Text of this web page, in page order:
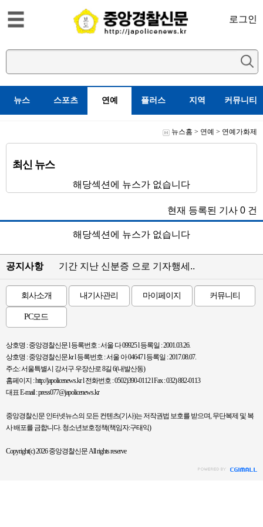
로그인
뉴스 스포츠 연예 플러스 지역 커뮤니티
뉴스홈 > 연예 > 연예가화제
최신 뉴스
해당섹션에 뉴스가 없습니다
현재 등록된 기사 0 건
해당섹션에 뉴스가 없습니다
공지사항 기간 지난 신분증 으로 기자행세..
회사소개 내기사관리 마이페이지 커뮤니티
PC모드
상호명 : 중앙경찰신문 l 등록번호 : 서울 다 09925 l 등록일 : 2001.03.26.
상호명 : 중앙경찰신문.kr l 등록번호 : 서울 아 04647 l 등록일 : 2017.08.07.
주소: 서울특별시 강서구 우장산로 8길 6(내발산동)
홈페이지 : http://japolicenews.kr l 전화번호 : 0502)390-0112 l Fax : 032) 882-0113
대표 E-mail : press077@japolicenews.kr
중앙경찰신문 인터넷뉴스의 모든 컨텐츠(기사)는 저작권법 보호를 받으며, 무단복제 및 복
사 배포를 금합니다. 청소년보호정책(책임자:구태익)
Copyright(c) 2026 중앙경찰신문 All rights reserve